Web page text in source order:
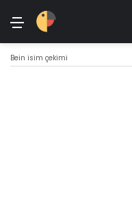
Menü
Bein isim çekimi